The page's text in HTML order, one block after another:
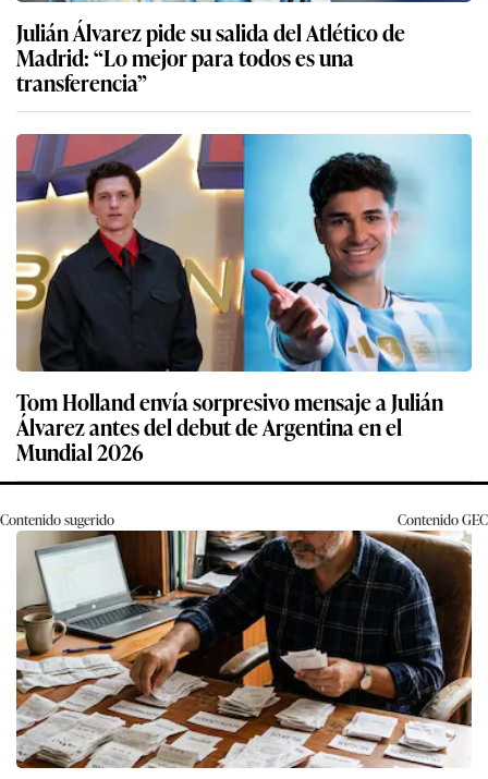
Julián Álvarez pide su salida del Atlético de
Madrid: “Lo mejor para todos es una
transferencia”
Tom Holland envía sorpresivo mensaje a Julián
Álvarez antes del debut de Argentina en el
Mundial 2026
Contenido sugerido ContenidoGEC